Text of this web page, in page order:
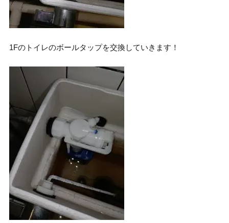
1Fのトイレのボールタップを交換していきます！